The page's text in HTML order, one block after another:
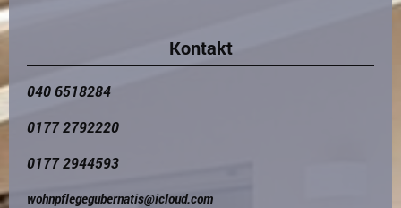
Kontakt
040 6518284
0177 2792220
0177 2944593
wohnpflegegubernatis@icloud.com